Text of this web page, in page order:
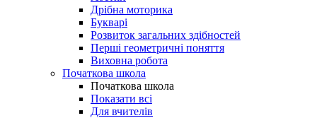
Дрібна моторика
Букварі
Розвиток загальних здібностей
Перші геометричні поняття
Виховна робота
Початкова школа
Початкова школа
Показати всі
Для вчителів